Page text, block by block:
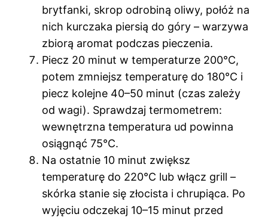
brytfanki, skrop odrobiną oliwy, połóż na
nich kurczaka piersią do góry – warzywa
zbiorą aromat podczas pieczenia.
Piecz 20 minut w temperaturze 200°C,
potem zmniejsz temperaturę do 180°C i
piecz kolejne 40–50 minut (czas zależy
od wagi). Sprawdzaj termometrem:
wewnętrzna temperatura ud powinna
osiągnąć 75°C.
Na ostatnie 10 minut zwiększ
temperaturę do 220°C lub włącz grill –
skórka stanie się złocista i chrupiąca. Po
wyjęciu odczekaj 10–15 minut przed